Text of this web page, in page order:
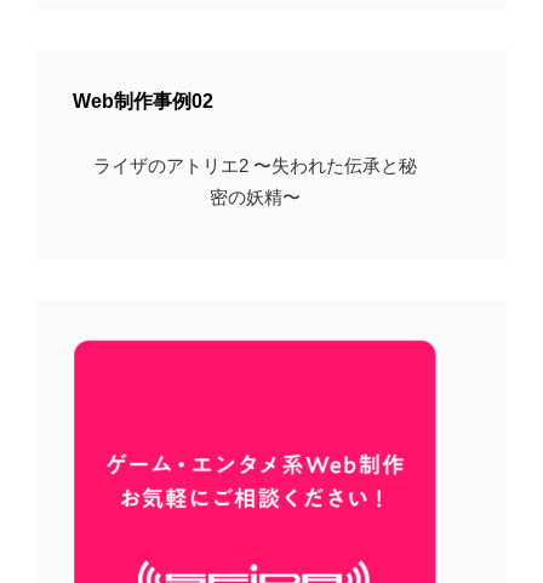
Web制作事例02
ライザのアトリエ2 〜失われた伝承と秘
密の妖精〜